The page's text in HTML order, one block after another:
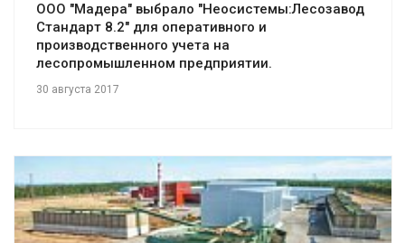
ООО "Мадера" выбрало "Неосистемы:Лесозавод
Стандарт 8.2" для оперативного и
производственного учета на
лесопромышленном предприятии.
30 августа 2017